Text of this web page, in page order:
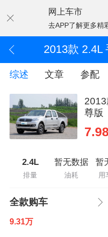
网上车市
去APP了解更多精
综述 文章 参配
尊版
2.4L
排量
暂无数据
油耗
暂
用
全款购车
9.31万